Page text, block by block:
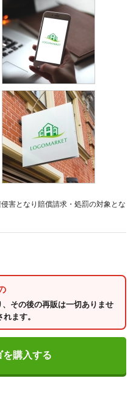
害となり賠償請求・処罰の対象とな
その後の再販は一切ありませ
ます。
を購入する